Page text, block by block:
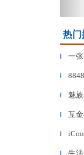
热门
▎ 一
▎
▎ 魅
▎ 互
▎
生